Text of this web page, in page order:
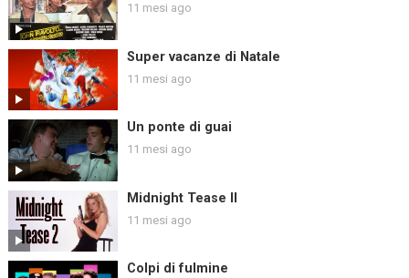
11 mesi ago
Super vacanze di Natale
11 mesi ago
Un ponte di guai
11 mesi ago
Midnight Tease II
11 mesi ago
Colpi di fulmine